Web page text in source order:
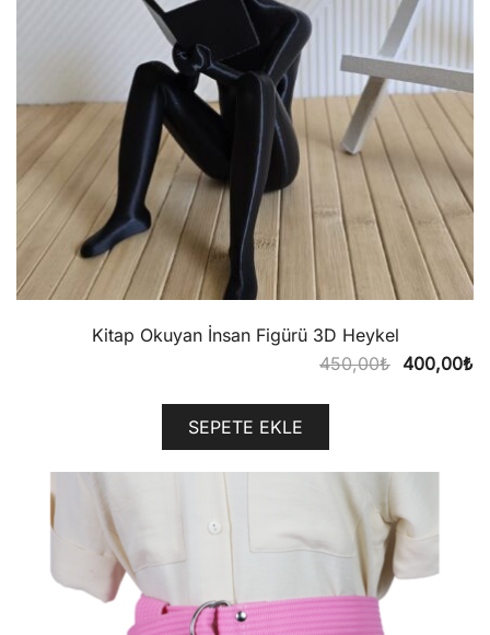
Kitap Okuyan İnsan Figürü 3D Heykel
450,00₺ Orijinal
400,00₺
SEPETE EKLE